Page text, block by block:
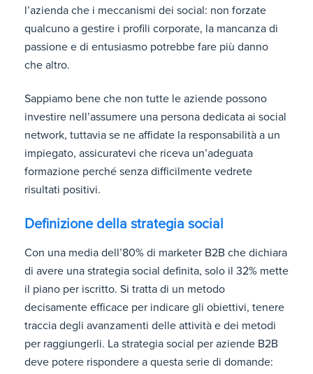
l’azienda che i meccanismi dei social: non forzate
qualcuno a gestire i profili corporate, la mancanza di
passione e di entusiasmo potrebbe fare più danno
che altro.
Sappiamo bene che non tutte le aziende possono
investire nell’assumere una persona dedicata ai social
network, tuttavia se ne affidate la responsabilità a un
impiegato, assicuratevi che riceva un’adeguata
formazione perché senza difficilmente vedrete
risultati positivi.
Definizione della strategia social
Con una media dell’80% di marketer B2B che dichiara
di avere una strategia social definita, solo il 32% mette
il piano per iscritto. Si tratta di un metodo
decisamente efficace per indicare gli obiettivi, tenere
traccia degli avanzamenti delle attività e dei metodi
per raggiungerli. La strategia social per aziende B2B
deve potere rispondere a questa serie di domande: